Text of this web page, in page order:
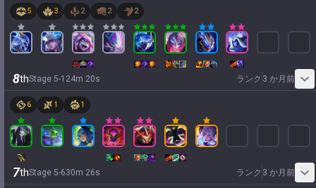
5 3 2 2 2
8thStage 5-1 24m 20s ランク 3 か月前
6 1 1
7thStage 5-630m 26s ランク 3 か月前